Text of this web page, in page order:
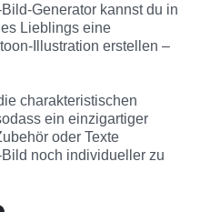
Generator kannst du in
Lieblings eine
Illustration erstellen –
charakteristischen
ein einzigartiger
oder Texte
noch individueller zu